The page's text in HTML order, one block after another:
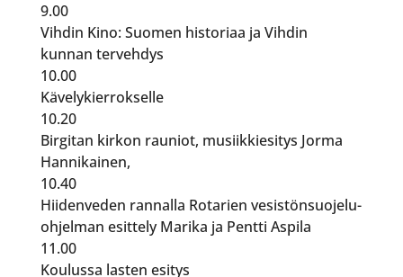
9.00
Vihdin Kino: Suomen historiaa ja Vihdin
kunnan tervehdys
10.00
Kävelykierrokselle
10.20
Birgitan kirkon rauniot, musiikkiesitys Jorma
Hannikainen,
10.40
Hiidenveden rannalla Rotarien vesistönsuojelu-
ohjelman esittely Marika ja Pentti Aspila
11.00
Koulussa lasten esitys